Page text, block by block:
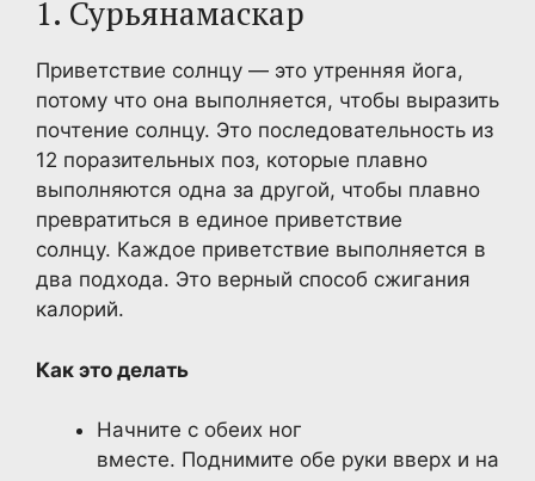
1. Сурьянамаскар
Приветствие солнцу — это утренняя йога,
потому что она выполняется, чтобы выразить
почтение солнцу. Это последовательность из
12 поразительных поз, которые плавно
выполняются одна за другой, чтобы плавно
превратиться в единое приветствие
солнцу. Каждое приветствие выполняется в
два подхода. Это верный способ сжигания
калорий.
Как это делать
Начните с обеих ног
вместе. Поднимите обе руки вверх и на